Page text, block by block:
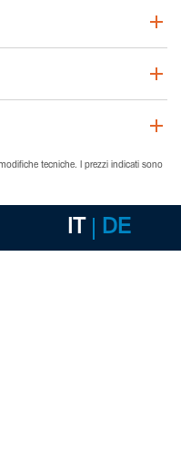
tecniche. I prezzi indicati sono
IT DE